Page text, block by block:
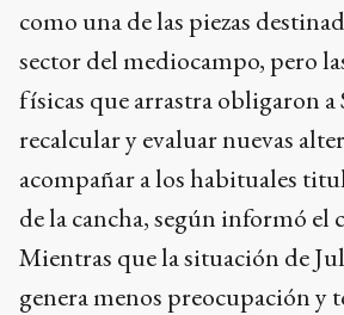
como una de las piezas
sector del mediocampo, pero
físicas que arrastra obligaron a
recalcular y evaluar nuevas
acompañar a los habituales
de la cancha, según informó el
Mientras que la situación de
genera menos preocupación y